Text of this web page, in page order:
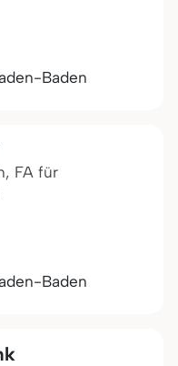
Baden
FA für
Baden